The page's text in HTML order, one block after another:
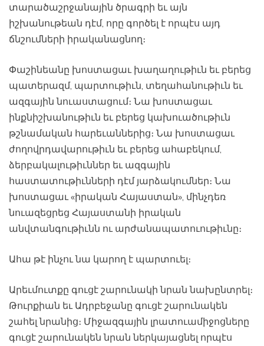
տարածաշրջանային ծրագրի եւ այն
իշխանութեան դէմ, որը գործել է որպէս այդ
ճնշումների իրականացնող։
Փաշինեանը խոստացաւ խաղաղութիւն եւ բերեց
պատերազմ, պարտութիւն, տեղահանութիւն եւ
ազգային նուաստացում։ Նա խոստացաւ
ինքնիշխանութիւն եւ բերեց կախուածութիւն
թշնամական հարեւաններից։ Նա խոստացաւ
ժողովրդավարութիւն եւ բերեց ահաբեկում,
ձերբակալութիւններ եւ ազգային
հաստատութիւնների դէմ յարձակումներ։ Նա
խոստացաւ «իրական Հայաստան», մինչդեռ
նուազեցրեց Հայաստանի իրական
անվտանգութիւնն ու արժանապատուութիւնը։
Ահա թէ ինչու նա կարող է պարտուել։
Արեւմուտքը գուցէ շարունակի նրան նախընտրել։
Թուրքիան եւ Ադրբեջանը գուցէ շարունակեն
շահել նրանից։ Միջազգային լրատուամիջոցները
գուցէ շարունակեն նրան ներկայացնել որպէս